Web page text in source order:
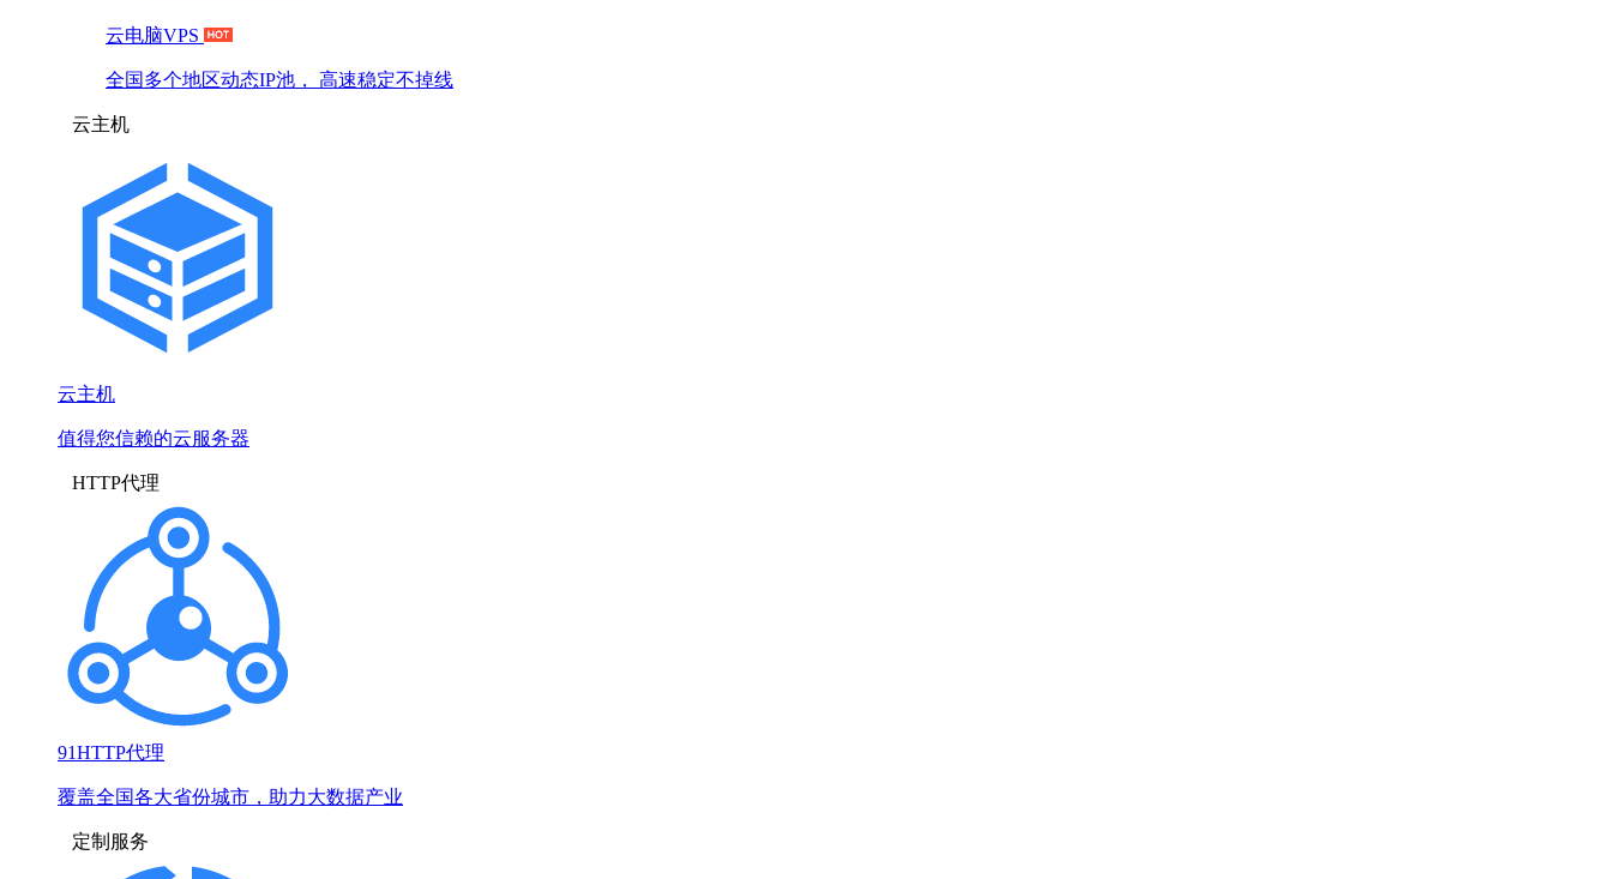
云电脑VPS
全国多个地区动态IP池， 高速稳定不掉线
云主机
云主机
值得您信赖的云服务器
HTTP代理
91HTTP代理
覆盖全国各大省份城市，助力大数据产业
定制服务